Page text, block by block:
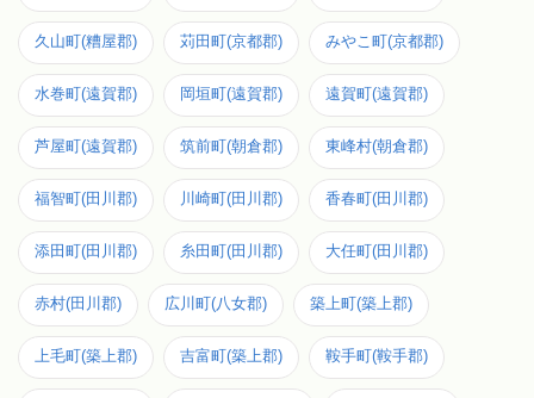
久山町(糟屋郡) 苅田町(京都郡) みやこ町(京都郡)
水巻町(遠賀郡) 岡垣町(遠賀郡) 遠賀町(遠賀郡)
芦屋町(遠賀郡) 筑前町(朝倉郡) 東峰村(朝倉郡)
福智町(田川郡) 川崎町(田川郡) 香春町(田川郡)
添田町(田川郡) 糸田町(田川郡) 大任町(田川郡)
赤村(田川郡) 広川町(八女郡) 築上町(築上郡)
上毛町(築上郡) 吉富町(築上郡) 鞍手町(鞍手郡)